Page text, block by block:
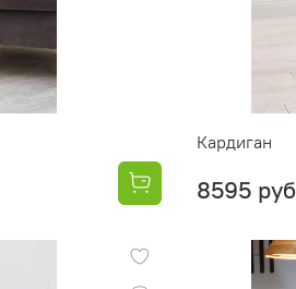
Кардиган
8595 руб